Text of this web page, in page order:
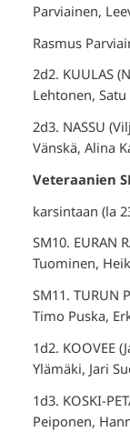
Parviainen,
Rasmus
2d2. KUULAS
Lehtonen,
2d3. NASSU
Vänskä, Alina
Veteraanien
karsintaan (la
SM10. EURAN
Tuominen,
SM11. TURUN
Timo Puska,
1d2. KOOVEE
Ylämäki, Jari
1d3. KOSKI-
Peiponen,